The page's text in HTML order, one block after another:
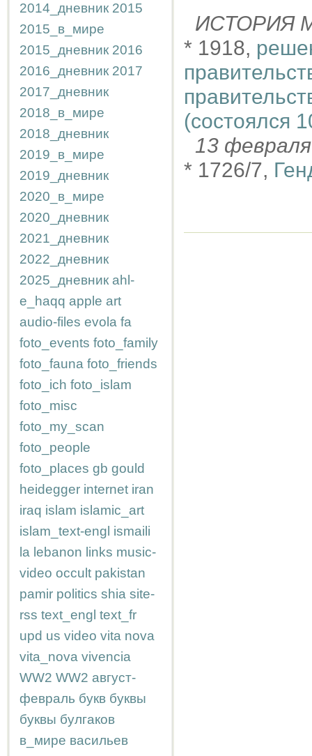
2014_дневник 2015
2015_в_мире
2015_дневник 2016
2016_дневник 2017
2017_дневник
2018_в_мире
2018_дневник
2019_в_мире
2019_дневник
2020_в_мире
2020_дневник
2021_дневник
2022_дневник
2025_дневник ahl-
e_haqq apple art
audio-files evola fa
foto_events foto_family
foto_fauna foto_friends
foto_ich foto_islam
foto_misc
foto_my_scan
foto_people
foto_places gb gould
heidegger internet iran
iraq islam islamic_art
islam_text-engl ismaili
la lebanon links music-
video occult pakistan
pamir politics shia site-
rss text_engl text_fr
upd us video vita nova
vita_nova vivencia
WW2 WW2 август-
февраль букв буквы
буквы булгаков
в_мире васильев
ИСТОРИЯ
* 1918,
(состоялся
13
* 1726/7,